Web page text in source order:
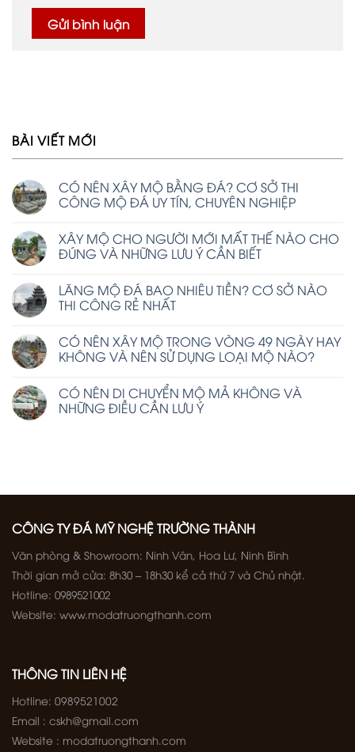
BÀI VIẾT MỚI
CÓ NÊN XÂY MỘ BẰNG ĐÁ? CƠ SỞ THI
CÔNG MỘ ĐÁ UY TÍN, CHUYÊN NGHIỆP
XÂY MỘ CHO NGƯỜI MỚI MẤT THẾ NÀO CHO
ĐÚNG VÀ NHỮNG LƯU Ý CẦN BIẾT
LĂNG MỘ ĐÁ BAO NHIÊU TIỀN? CƠ SỞ NÀO
THI CÔNG RẺ NHẤT
CÓ NÊN XÂY MỘ TRONG VÒNG 49 NGÀY HAY
KHÔNG VÀ NÊN SỬ DỤNG LOẠI MỘ NÀO?
CÓ NÊN DI CHUYỂN MỘ MẢ KHÔNG VÀ
NHỮNG ĐIỀU CẦN LƯU Ý
CÔNG TY ĐÁ MỸ NGHỆ TRƯỜNG THÀNH
Văn phòng & Showroom: Ninh Vân, Hoa Lư, Ninh Bình
Thời gian mở cửa: 8h30 – 18h30 kể cả thứ 7 và Chủ nhật.
Hotline: 0989521002
Website: www.modatruongthanh.com
THÔNG TIN LIÊN HỆ
Hotline: 0989521002
Email : cskh@gmail.com
Website : modatruongthanh.com